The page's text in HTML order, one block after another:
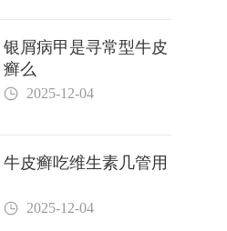
银屑病甲是寻常型牛皮
癣么
2025-12-04
牛皮癣吃维生素几管用
2025-12-04